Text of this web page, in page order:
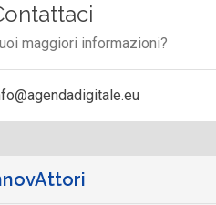
maggiori informazioni?